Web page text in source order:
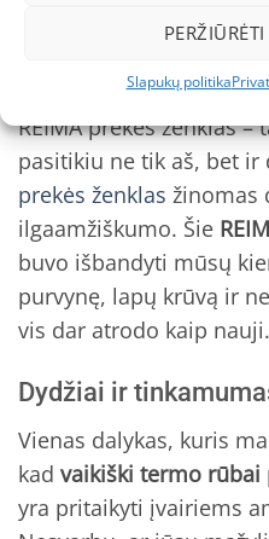
Slapukų politika
mamoms ir tėčiams.
Kokybė ir
REIMA prekės ženklas
pasitikiu ne tik aš, bet ir
prekės ženklas žinomas
ilgaamžiškumo. Šie
buvo išbandyti mūsų
purvynę, lapų krūvą ir
vis dar atrodo kaip nauji.
Dydžiai ir
Vienas dalykas, kuris
kad vaikiški termo rūbai
yra pritaikyti įvairiems